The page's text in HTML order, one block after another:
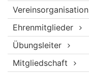
Vereinsorganisation
Ehrenmitglieder
Übungsleiter
Mitgliedschaft